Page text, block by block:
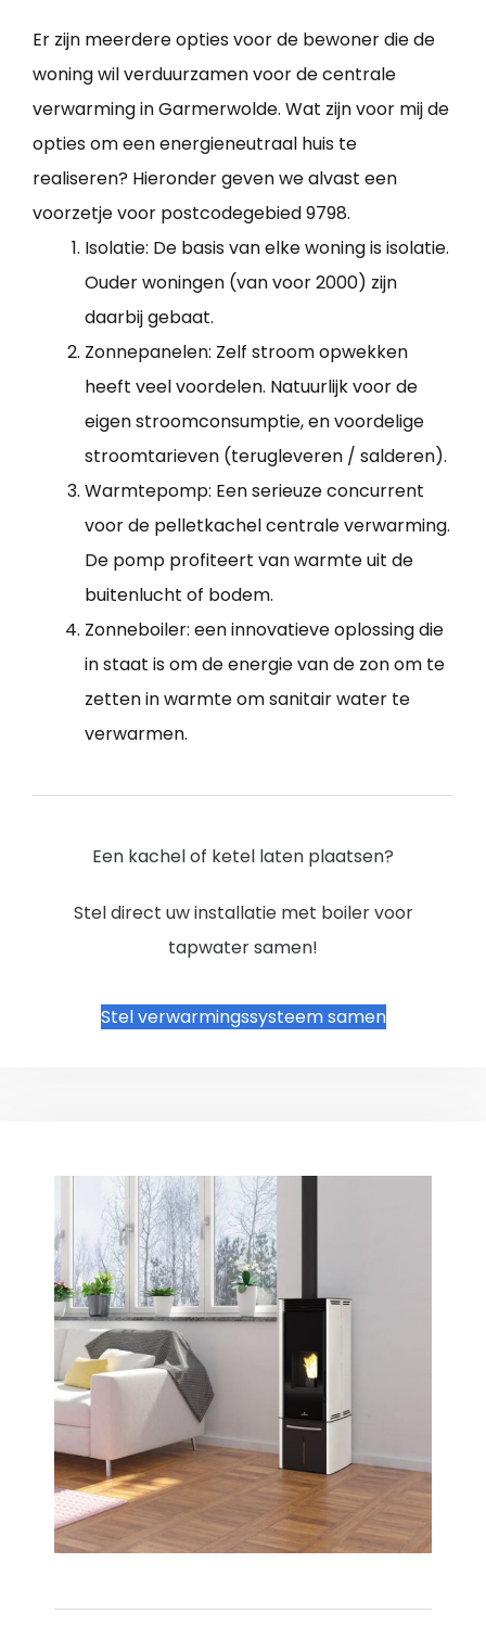
Er zijn meerdere opties voor de bewoner die de
woning wil verduurzamen voor de centrale
verwarming in Garmerwolde. Wat zijn voor mij de
opties om een energieneutraal huis te
realiseren? Hieronder geven we alvast een
voorzetje voor postcodegebied 9798.
Isolatie: De basis van elke woning is isolatie.
Ouder woningen (van voor 2000) zijn
daarbij gebaat.
Zonnepanelen: Zelf stroom opwekken
heeft veel voordelen. Natuurlijk voor de
eigen stroomconsumptie, en voordelige
stroomtarieven (terugleveren / salderen).
Warmtepomp: Een serieuze concurrent
voor de pelletkachel centrale verwarming.
De pomp profiteert van warmte uit de
buitenlucht of bodem.
Zonneboiler: een innovatieve oplossing die
in staat is om de energie van de zon om te
zetten in warmte om sanitair water te
verwarmen.
Een kachel of ketel laten plaatsen?
Stel direct uw installatie met boiler voor
tapwater samen!
Stel verwarmingssysteem samen